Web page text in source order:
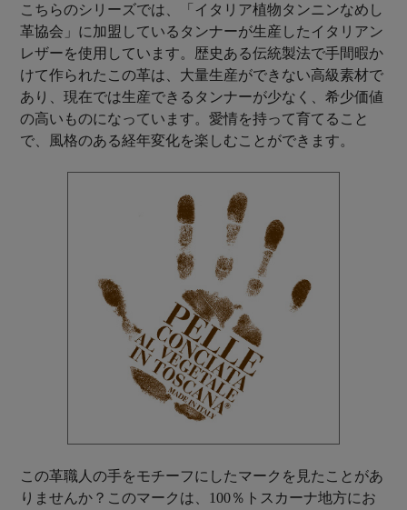
こちらのシリーズでは、「イタリア植物タンニンなめし
革協会」に加盟しているタンナーが生産したイタリアン
レザーを使用しています。歴史ある伝統製法で手間暇か
けて作られたこの革は、大量生産ができない高級素材で
あり、現在では生産できるタンナーが少なく、希少価値
の高いものになっています。愛情を持って育てること
で、風格のある経年変化を楽しむことができます。
この革職人の手をモチーフにしたマークを見たことがあ
りませんか？このマークは、100％トスカーナ地方にお